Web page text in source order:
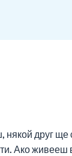
друг ще
ти. Ако